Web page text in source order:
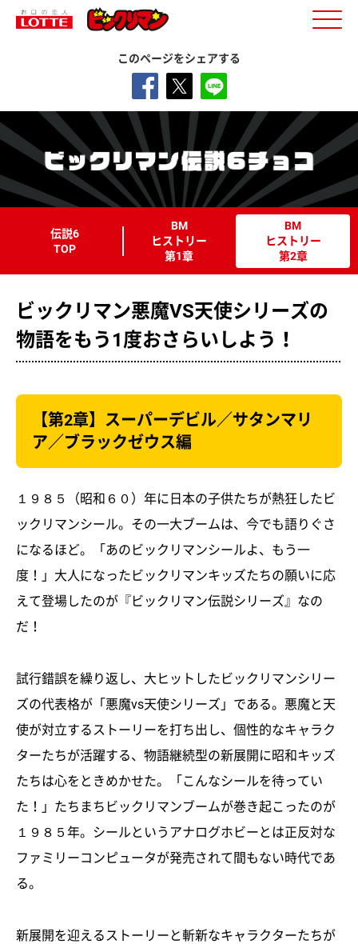
このページをシェアする
伝説6
TOP
BM
ヒストリー
第1章
BM
ヒストリー
第2章
ビックリマン悪魔VS天使シリーズの
物語をもう1度おさらいしよう！
【第2章】スーパーデビル／サタンマリ
ア／ブラックゼウス編
１９８５（昭和６０）年に日本の子供たちが熱狂したビ
ックリマンシール。その一大ブームは、今でも語りぐさ
になるほど。「あのビックリマンシールよ、もう一
度！」大人になったビックリマンキッズたちの願いに応
えて登場したのが『ビックリマン伝説シリーズ』なの
だ！
試行錯誤を繰り返し、大ヒットしたビックリマンシリー
ズの代表格が「悪魔vs天使シリーズ」である。悪魔と天
使が対立するストーリーを打ち出し、個性的なキャラク
ターたちが活躍する、物語継続型の新展開に昭和キッズ
たちは心をときめかせた。「こんなシールを待ってい
た！」たちまちビックリマンブームが巻き起こったのが
１９８５年。シールというアナログホビーとは正反対な
ファミリーコンピュータが発売されて間もない時代であ
る。
新展開を迎えるストーリーと斬新なキャラクターたちが